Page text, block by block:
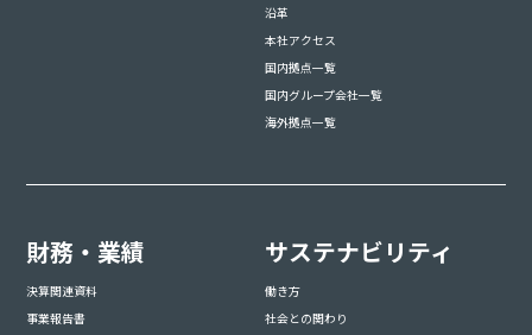
沿革
本社アクセス
国内拠点一覧
国内グループ会社一覧
海外拠点一覧
財務・業績
決算関連資料
事業報告書
サステナビリティ
働き方
社会との関わり